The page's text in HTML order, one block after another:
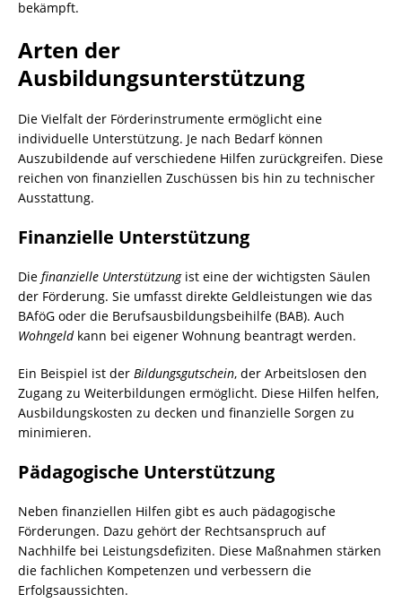
bekämpft.
Arten der
Ausbildungsunterstützung
Die Vielfalt der Förderinstrumente ermöglicht eine
individuelle Unterstützung. Je nach Bedarf können
Auszubildende auf verschiedene Hilfen zurückgreifen. Diese
reichen von finanziellen Zuschüssen bis hin zu technischer
Ausstattung.
Finanzielle Unterstützung
Die finanzielle Unterstützungist eine der wichtigsten Säulen
der Förderung. Sie umfasst direkte Geldleistungen wie das
BAföG oder die Berufsausbildungsbeihilfe (BAB). Auch
Wohngeldkann bei eigener Wohnung beantragt werden.
Ein Beispiel ist der Bildungsgutschein, der Arbeitslosen den
Zugang zu Weiterbildungen ermöglicht. Diese Hilfen helfen,
Ausbildungskosten zu decken und finanzielle Sorgen zu
minimieren.
Pädagogische Unterstützung
Neben finanziellen Hilfen gibt es auch pädagogische
Förderungen. Dazu gehört der Rechtsanspruch auf
Nachhilfe bei Leistungsdefiziten. Diese Maßnahmen stärken
die fachlichen Kompetenzen und verbessern die
Erfolgsaussichten.